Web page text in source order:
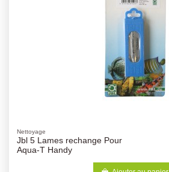
Nettoyage
Jbl 5 Lames rechange Pour
Aqua-T Handy